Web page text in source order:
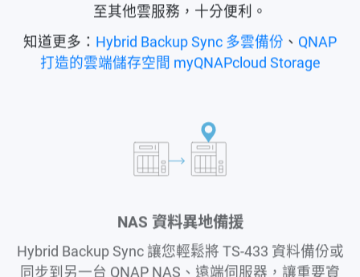
至其他雲服務，十分便利。
知道更多： Hybrid Backup Sync 多雲備份 、 QNAP
打造的雲端儲存空間 myQNAPcloud Storage
NAS 資料異地備援
Hybrid Backup Sync 讓您輕鬆將 TS-433 資料備份或
同步到另一台 QNAP NAS、遠端伺服器，讓重要資